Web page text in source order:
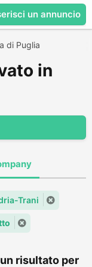
un annuncio
di Puglia
in
Trani
risultato per